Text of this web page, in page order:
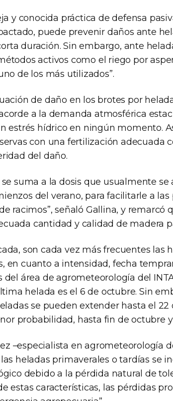
y conocida práctica de defensa
puede prevenir daños ante
duración. Sin embargo, ante
activos como el riego por
de los más utilizados”.
de daño en los brotes por
a la demanda atmosférica
estrés hídrico en ningún momento.
con una fertilización adecuada
del daño.
se suma a la dosis que usualmente
del verano, para facilitarle a
racimos”, señaló Gallina, y remarcó
cantidad y calidad de madera
son cada vez más frecuentes las
en cuanto a intensidad, fecha
del área de agrometeorología del
helada es el 6 de octubre. Sin
se pueden extender hasta el 22
probabilidad, hasta fin de octubre
–especialista en agrometeorología
heladas primaverales o tardías se
debido a la pérdida natural de
estas características, las pérdidas